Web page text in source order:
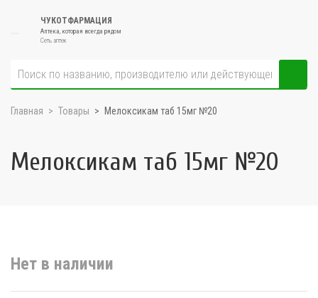
ЧУКОТФАРМАЦИЯ
Аптека, которая всегда рядом
Сеть аптек
Главная Товары Мелоксикам таб 15мг №20
Мелоксикам таб 15мг №20
Нет в наличии